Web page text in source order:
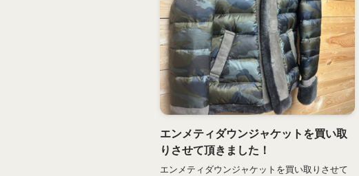
エンメティダウンジャケットを買い取
りさせて頂きました！
エンメティダウンジャケットを買い取りさせて